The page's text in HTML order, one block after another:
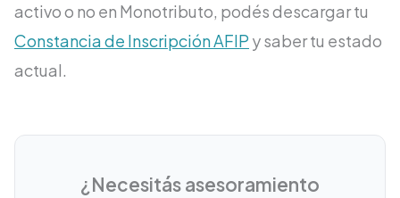
activo o no en Monotributo, podés descargar tu
Constancia de Inscripción AFIP y saber tu estado
actual.
¿Necesitás asesoramiento